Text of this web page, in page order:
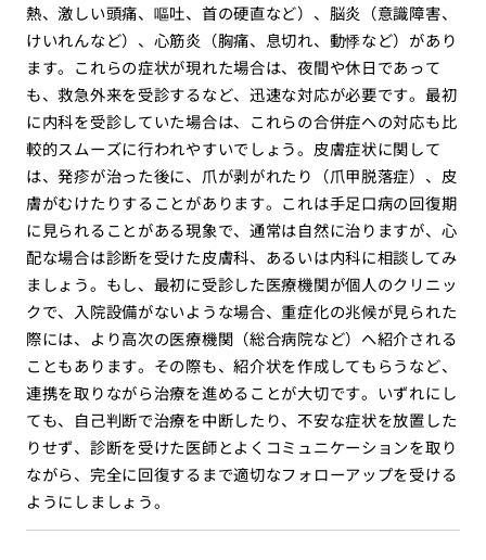
熱、激しい頭痛、嘔吐、首の硬直など）、脳炎（意識障害、
けいれんなど）、心筋炎（胸痛、息切れ、動悸など）があり
ます。これらの症状が現れた場合は、夜間や休日であって
も、救急外来を受診するなど、迅速な対応が必要です。最初
に内科を受診していた場合は、これらの合併症への対応も比
較的スムーズに行われやすいでしょう。皮膚症状に関して
は、発疹が治った後に、爪が剥がれたり（爪甲脱落症）、皮
膚がむけたりすることがあります。これは手足口病の回復期
に見られることがある現象で、通常は自然に治りますが、心
配な場合は診断を受けた皮膚科、あるいは内科に相談してみ
ましょう。もし、最初に受診した医療機関が個人のクリニッ
クで、入院設備がないような場合、重症化の兆候が見られた
際には、より高次の医療機関（総合病院など）へ紹介される
こともあります。その際も、紹介状を作成してもらうなど、
連携を取りながら治療を進めることが大切です。いずれにし
ても、自己判断で治療を中断したり、不安な症状を放置した
りせず、診断を受けた医師とよくコミュニケーションを取り
ながら、完全に回復するまで適切なフォローアップを受ける
ようにしましょう。